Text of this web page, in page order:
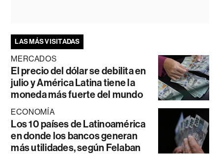
LAS MÁS VISITADAS
MERCADOS
El precio del dólar se debilita en
julio y América Latina tiene la
moneda más fuerte del mundo
ECONOMÍA
Los 10 países de Latinoamérica
en donde los bancos generan
más utilidades, según Felaban